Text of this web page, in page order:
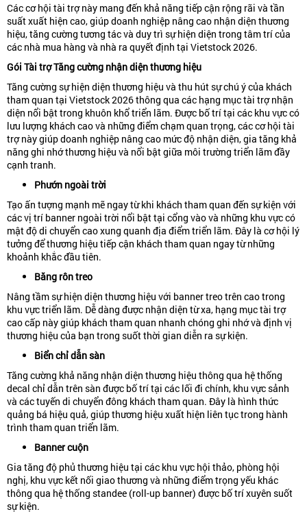
Các cơ hội tài trợ này mang đến khả năng tiếp cận rộng rãi và tần
suất xuất hiện cao, giúp doanh nghiệp nâng cao nhận diện thương
hiệu, tăng cường tương tác và duy trì sự hiện diện trong tâm trí của
các nhà mua hàng và nhà ra quyết định tại Vietstock 2026.
Gói Tài trợ Tăng cường nhận diện thương hiệu
Tăng cường sự hiện diện thương hiệu và thu hút sự chú ý của khách
tham quan tại Vietstock 2026 thông qua các hạng mục tài trợ nhận
diện nổi bật trong khuôn khổ triển lãm. Được bố trí tại các khu vực có
lưu lượng khách cao và những điểm chạm quan trọng, các cơ hội tài
trợ này giúp doanh nghiệp nâng cao mức độ nhận diện, gia tăng khả
năng ghi nhớ thương hiệu và nổi bật giữa môi trường triển lãm đầy
cạnh tranh.
Phướn ngoài trời
Tạo ấn tượng mạnh mẽ ngay từ khi khách tham quan đến sự kiện với
các vị trí banner ngoài trời nổi bật tại cổng vào và những khu vực có
mật độ di chuyển cao xung quanh địa điểm triển lãm. Đây là cơ hội lý
tưởng để thương hiệu tiếp cận khách tham quan ngay từ những
khoảnh khắc đầu tiên.
Băng rôn treo
Nâng tầm sự hiện diện thương hiệu với banner treo trên cao trong
khu vực triển lãm. Dễ dàng được nhận diện từ xa, hạng mục tài trợ
cao cấp này giúp khách tham quan nhanh chóng ghi nhớ và định vị
thương hiệu của bạn trong suốt thời gian diễn ra sự kiện.
Biển chỉ dẫn sàn
Tăng cường khả năng nhận diện thương hiệu thông qua hệ thống
decal chỉ dẫn trên sàn được bố trí tại các lối đi chính, khu vực sảnh
và các tuyến di chuyển đông khách tham quan. Đây là hình thức
quảng bá hiệu quả, giúp thương hiệu xuất hiện liên tục trong hành
trình tham quan triển lãm.
Banner cuộn
Gia tăng độ phủ thương hiệu tại các khu vực hội thảo, phòng hội
nghị, khu vực kết nối giao thương và những điểm trọng yếu khác
thông qua hệ thống standee (roll-up banner) được bố trí xuyên suốt
sự kiện.